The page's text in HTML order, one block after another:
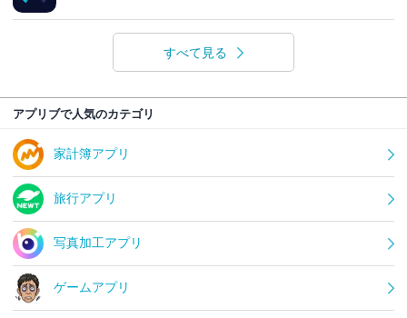
すべて見る
アプリブで人気のカテゴリ
家計簿アプリ
旅行アプリ
写真加工アプリ
ゲームアプリ